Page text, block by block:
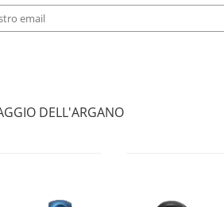
DELL'ARGANO